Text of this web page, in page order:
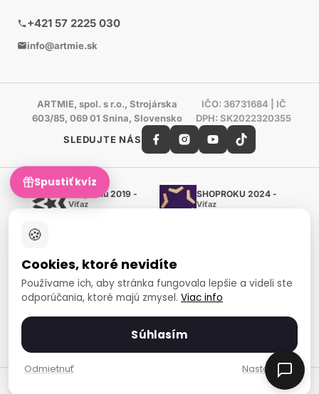
+421 57 2225 030
info@artmie.sk
ARTMIE, spol. s r.o., Strojárska
603/85, 069 01 Snina, Slovensko
IČO: 36731684 | IČ
DPH: SK2022320355
SLEDUJTE NÁS
Shoproku 2019 -
Víťaz
SHOPROKU 2024 -
Víťaz
European Art Awards
Organizátor medzinárodnej
súťaže
Európsky sociálny fond
Zamestnanosť a sociálna
🍪
Cookies, ktoré nevidíte
Používame ich, aby stránka fungovala lepšie a videli ste
odporúčania, ktoré majú zmysel. Viac info
Súhlasím
Odmietnuť Nastavenia
Spustiť kvíz